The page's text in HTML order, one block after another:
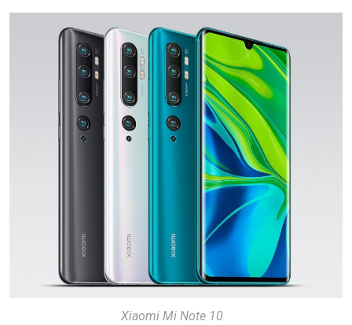
Xiaomi Mi Note 10